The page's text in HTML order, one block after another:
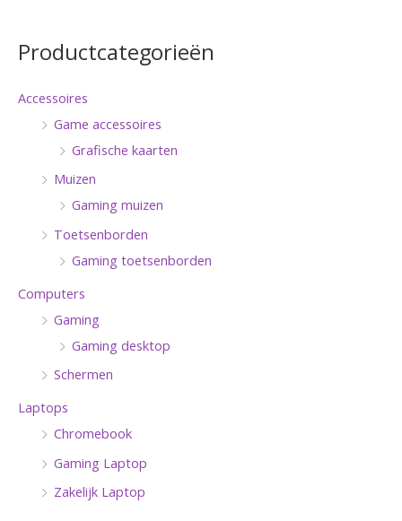
Productcategorieën
Accessoires
Game accessoires
Grafische kaarten
Muizen
Gaming muizen
Toetsenborden
Gaming toetsenborden
Computers
Gaming
Gaming desktop
Schermen
Laptops
Chromebook
Gaming Laptop
Zakelijk Laptop